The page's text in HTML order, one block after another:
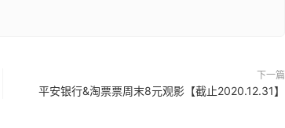
下一篇
平安银行&淘票票周末8元观影【截止2020.12.31】